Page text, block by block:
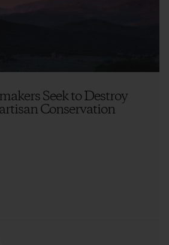
Seek to Destroy
Conservation